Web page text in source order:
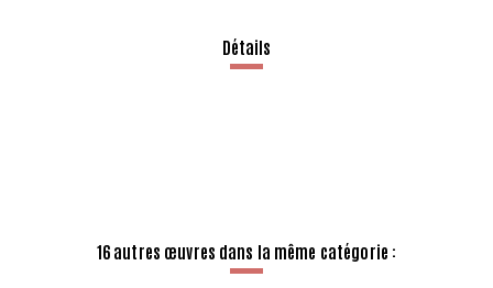
Détails
16 autres œuvres dans la même catégorie :